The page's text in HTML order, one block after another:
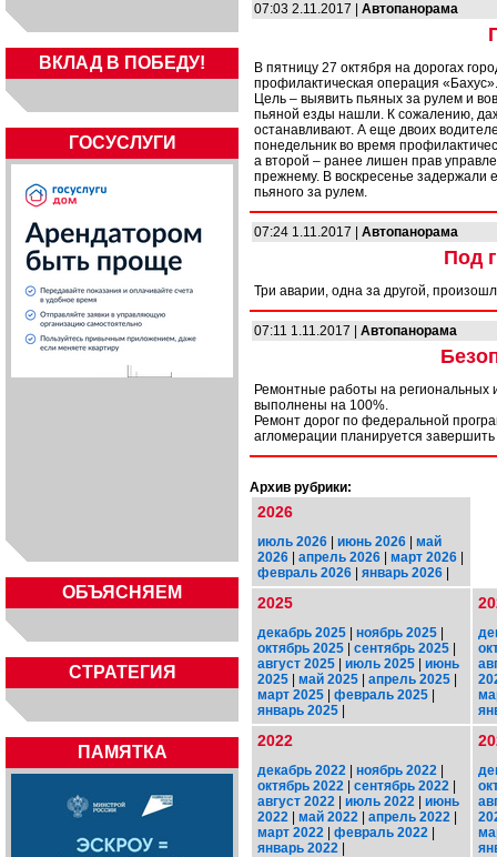
ВКЛАД В ПОБЕДУ!
ГОСУСЛУГИ
ОБЪЯСНЯЕМ
СТРАТЕГИЯ
ПАМЯТКА
07:03 2.11.2017 | Автопанорама
В пятницу 27 октября на дорогах
профилактическая операция «Бахус».
Цель – выявить пьяных за рулем и
пьяной езды нашли. К сожалению,
останавливают. А еще двоих
понедельник во время
а второй – ранее лишен прав
прежнему. В воскресенье задержали
пьяного за рулем.
07:24 1.11.2017 | Автопанорама
Под
Три аварии, одна за другой,
07:11 1.11.2017 | Автопанорама
Ремонтные работы на региональных
выполнены на 100%.
Ремонт дорог по федеральной
агломерации планируется
Архив рубрики:
2026
июль 2026 | июнь 2026 | май
2026 | апрель 2026 | март 2026 |
февраль 2026 | январь 2026 |
2025
декабрь 2025 | ноябрь 2025 |
октябрь 2025 | сентябрь 2025 |
август 2025 | июль 2025 | июнь
2025 | май 2025 | апрель 2025 |
март 2025 | февраль 2025 |
январь 2025 |
2022
декабрь 2022 | ноябрь 2022 |
октябрь 2022 | сентябрь 2022 |
август 2022 | июль 2022 | июнь
2022 | май 2022 | апрель 2022 |
март 2022 | февраль 2022 |
январь 2022 |